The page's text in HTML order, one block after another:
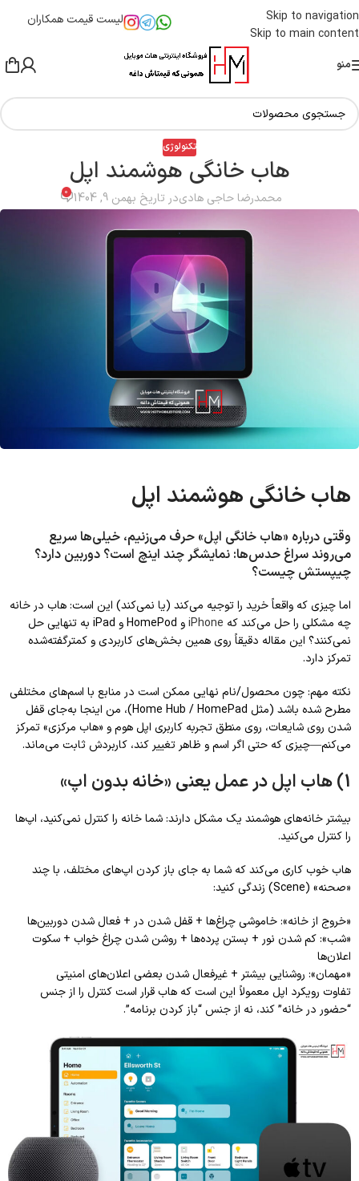
Skip to navigation
Skip to main content
لیست قیمت همکاران
منو
تکنولوژی
هاب خانگی هوشمند اپل
محمدرضا حاجی هادیدر تاریخ بهمن 9, 1404 0
هاب خانگی هوشمند اپل
وقتی درباره «هاب خانگی اپل» حرف می‌زنیم، خیلی‌ها سریع
می‌روند سراغ حدس‌ها: نمایشگر چند اینچ است؟ دوربین دارد؟
چیپستش چیست؟
اما چیزی که واقعاً خرید را توجیه می‌کند (یا نمی‌کند) این است: هاب در خانه
چه مشکلی را حل می‌کند که iPhone
و HomePod و iPad به تنهایی حل
نمی‌کنند؟ این مقاله دقیقاً روی همین بخش‌های کاربردی و کمترگفته‌شده
تمرکز دارد.
نکته مهم: چون محصول/نام نهایی ممکن است در منابع با اسم‌های مختلفی
مطرح شده باشد (مثل Home Hub / HomePad)، من اینجا به‌جای قفل
شدن روی شایعات، روی منطق تجربه کاربری اپل هوم و «هاب مرکزی» تمرکز
می‌کنم—چیزی که حتی اگر اسم و ظاهر تغییر کند، کاربردش ثابت می‌ماند.
1) هاب اپل در عمل یعنی «خانه بدون اپ»
بیشتر خانه‌های هوشمند یک مشکل دارند: شما خانه را کنترل نمی‌کنید، اپ‌ها
را کنترل می‌کنید.
هاب خوب کاری می‌کند که شما به جای باز کردن اپ‌های مختلف، با چند
«صحنه» (Scene) زندگی کنید:
«خروج از خانه»: خاموشی چراغ‌ها + قفل شدن در + فعال شدن دوربین‌ها
«شب»: کم شدن نور + بستن پرده‌ها + روشن شدن چراغ خواب + سکوت
اعلان‌ها
«مهمان»: روشنایی بیشتر + غیرفعال شدن بعضی اعلان‌های امنیتی
تفاوت رویکرد اپل معمولاً این است که هاب قرار است کنترل را از جنس
“حضور در خانه” کند، نه از جنس “باز کردن برنامه”.